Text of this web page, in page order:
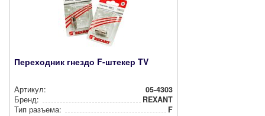
Переходник гнездо F-штекер TV
Артикул:
05-4303
Бренд:
REXANT
Тип разъема:
F